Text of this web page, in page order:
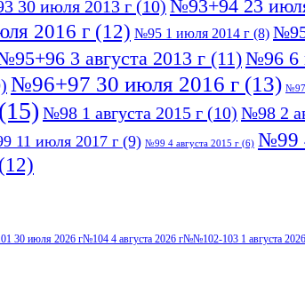
30 июля 2013 г (10) №93+94 23
2016 г (12) №95 1 июля 2014 г (8)
3 августа 2013 г (11)№96 6
№96+97 30 июля 2016 г (13) №97
(15) №98 1 августа 2015 г (10) №98 2
11 июля 2017 г (9) №99 4 августа 2015 г (6) №99
(12)
30 июля 2026 г№104 4 августа 2026 г№№102-103 1 августа